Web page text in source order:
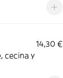
14,30 €
cecina y